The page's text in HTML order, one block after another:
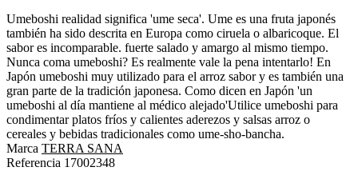
Umeboshi realidad significa 'ume seca'. Ume es una fruta japonés
también ha sido descrita en Europa como ciruela o albaricoque. El
sabor es incomparable. fuerte salado y amargo al mismo tiempo.
Nunca coma umeboshi? Es realmente vale la pena intentarlo! En
Japón umeboshi muy utilizado para el arroz sabor y es también una
gran parte de la tradición japonesa. Como dicen en Japón 'un
umeboshi al día mantiene al médico alejado'Utilice umeboshi para
condimentar platos fríos y calientes aderezos y salsas arroz o
cereales y bebidas tradicionales como ume-sho-bancha.
Marca TERRA SANA
Referencia 17002348